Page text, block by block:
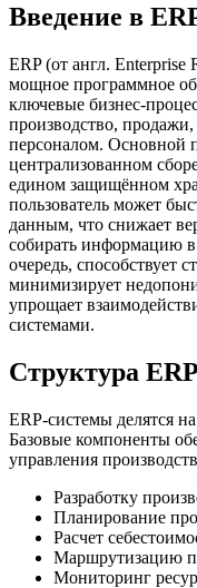
Введение в
ERP (от англ. Enterprise
мощное программное
ключевые бизнес-
производство, продажи,
персоналом. Основной
централизованном
едином защищённом
пользователь может
данным, что снижает
собирать информацию
очередь, способствует
минимизирует
упрощает
системами.
Структура
ERP-системы делятся
Базовые компоненты
управления
Разработку
Планирование
Расчет
Маршрутизацию
Мониторинг